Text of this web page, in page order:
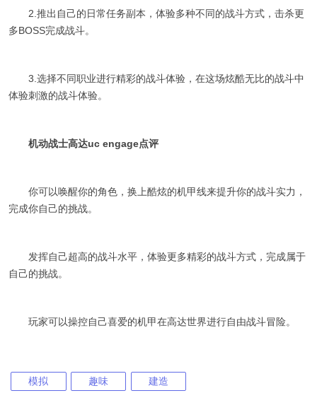
2.推出自己的日常任务副本，体验多种不同的战斗方式，击杀更
多BOSS完成战斗。
3.选择不同职业进行精彩的战斗体验，在这场炫酷无比的战斗中
体验刺激的战斗体验。
机动战士高达uc engage点评
你可以唤醒你的角色，换上酷炫的机甲线来提升你的战斗实力，
完成你自己的挑战。
发挥自己超高的战斗水平，体验更多精彩的战斗方式，完成属于
自己的挑战。
玩家可以操控自己喜爱的机甲在高达世界进行自由战斗冒险。
模拟 趣味 建造